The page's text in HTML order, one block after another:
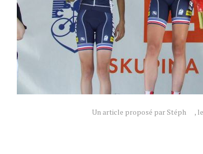
Un article proposé par Stéph ,